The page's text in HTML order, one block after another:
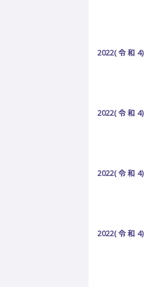
2022(令和
2022(令和
2022(令和
2022(令和